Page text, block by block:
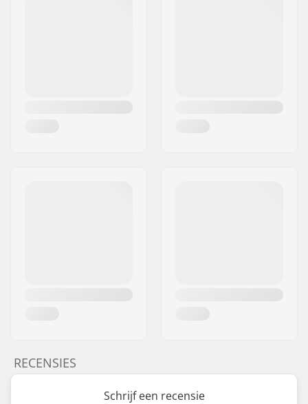
RECENSIES
Schrijf een recensie